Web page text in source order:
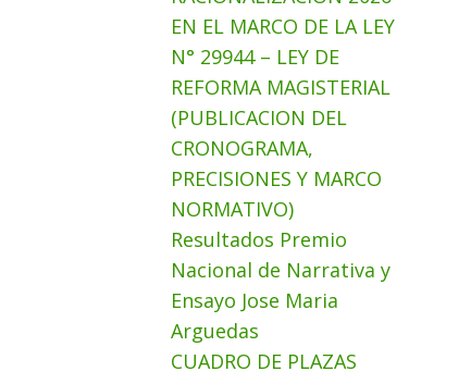
EN EL MARCO DE LA LEY
N° 29944 – LEY DE
REFORMA MAGISTERIAL
(PUBLICACION DEL
CRONOGRAMA,
PRECISIONES Y MARCO
NORMATIVO)
Resultados Premio
Nacional de Narrativa y
Ensayo Jose Maria
Arguedas
CUADRO DE PLAZAS